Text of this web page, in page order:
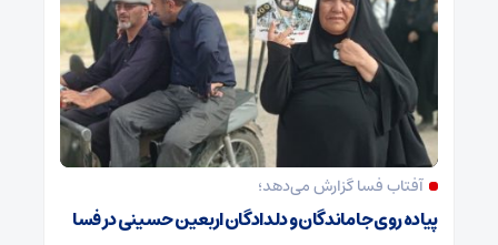
آفتاب فسا گزارش می‌دهد؛
پیاده روی جاماندگان و دلدادگان اربعین حسینی در فسا